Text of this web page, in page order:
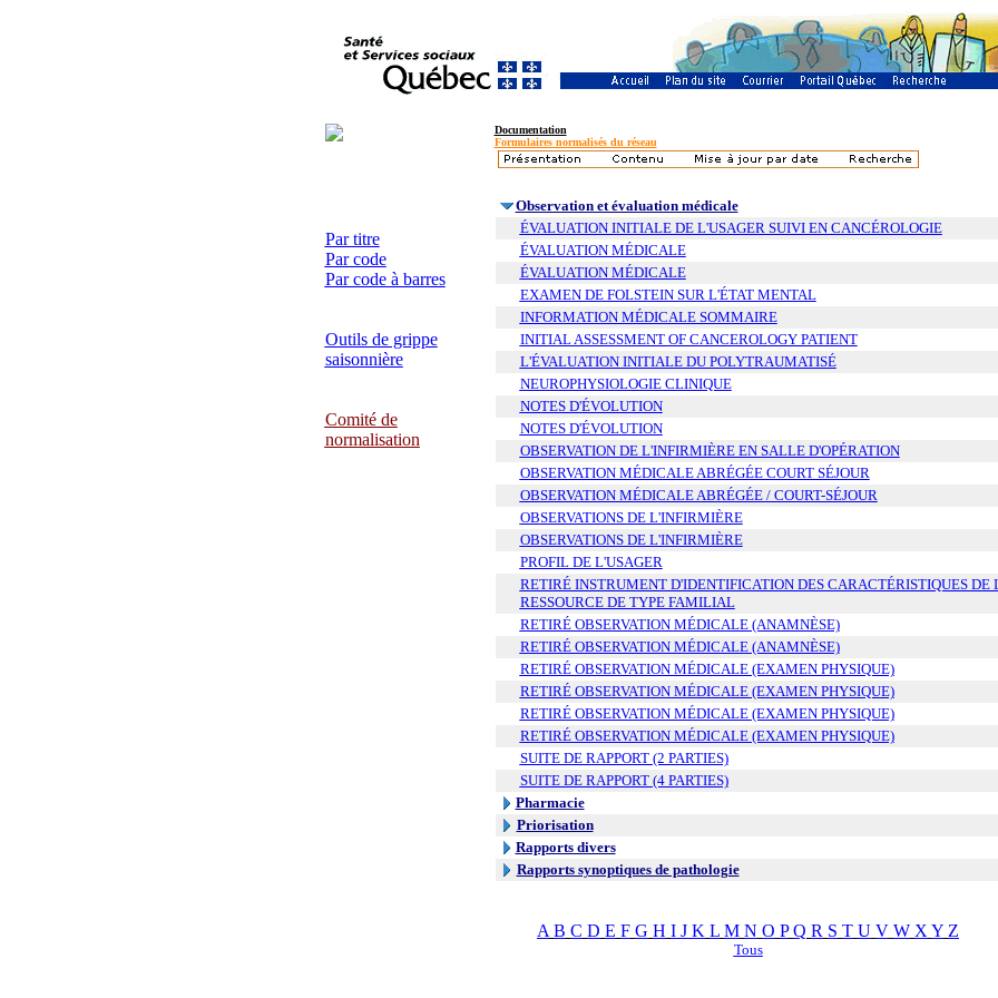
Documentation
Formulaires normalisés du réseau
Par titre
Par code
Par code à barres
Outils de grippe
saisonnière
Comité de
normalisation
Observation et évaluation médicale
ÉVALUATION INITIALE DE L'USAGER SUIVI EN CANCÉROLOGIE
ÉVALUATION MÉDICALE
ÉVALUATION MÉDICALE
EXAMEN DE FOLSTEIN SUR L'ÉTAT MENTAL
INFORMATION MÉDICALE SOMMAIRE
INITIAL ASSESSMENT OF CANCEROLOGY PATIENT
L'ÉVALUATION INITIALE DU POLYTRAUMATISÉ
NEUROPHYSIOLOGIE CLINIQUE
NOTES D'ÉVOLUTION
NOTES D'ÉVOLUTION
OBSERVATION DE L'INFIRMIÈRE EN SALLE D'OPÉRATION
OBSERVATION MÉDICALE ABRÉGÉE COURT SÉJOUR
OBSERVATION MÉDICALE ABRÉGÉE / COURT-SÉJOUR
OBSERVATIONS DE L'INFIRMIÈRE
OBSERVATIONS DE L'INFIRMIÈRE
PROFIL DE L'USAGER
RETIRÉ INSTRUMENT D'IDENTIFICATION DES CARACTÉRISTIQUES DE
RESSOURCE DE TYPE FAMILIAL
RETIRÉ OBSERVATION MÉDICALE (ANAMNÈSE)
RETIRÉ OBSERVATION MÉDICALE (ANAMNÈSE)
RETIRÉ OBSERVATION MÉDICALE (EXAMEN PHYSIQUE)
RETIRÉ OBSERVATION MÉDICALE (EXAMEN PHYSIQUE)
RETIRÉ OBSERVATION MÉDICALE (EXAMEN PHYSIQUE)
RETIRÉ OBSERVATION MÉDICALE (EXAMEN PHYSIQUE)
SUITE DE RAPPORT (2 PARTIES)
SUITE DE RAPPORT (4 PARTIES)
Pharmacie
Priorisation
Rapports divers
Rapports synoptiques de pathologie
A B C D E F G H I J K L M N O P Q R S T U V W X Y Z
Tous